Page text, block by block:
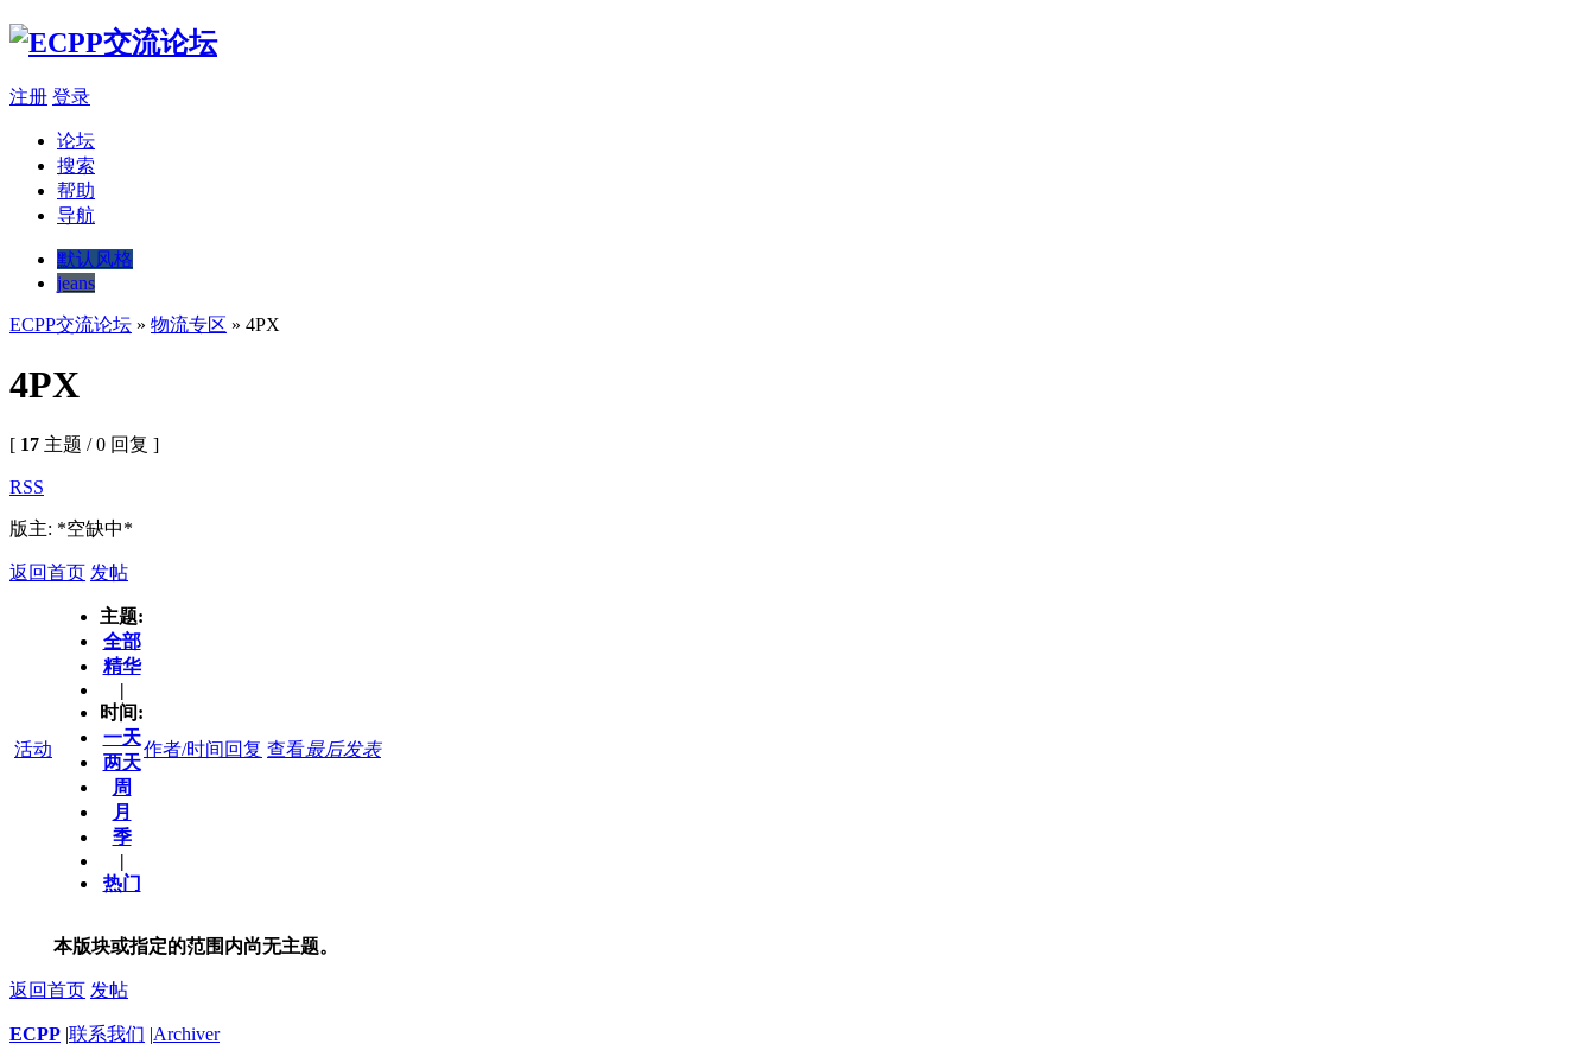
注册 登录
论坛
搜索
帮助
导航
默认风格
jeans
ECPP交流论坛 » 物流专区 » 4PX
4PX
[ 17 主题 / 0 回复 ]
RSS
版主: *空缺中*
返回首页 发帖
活动
主题:
全部
精华
|
时间:
一天
两天
周
月
季
|
热门
作者/时间 回复 查看最后发表
本版块或指定的范围内尚无主题。
返回首页 发帖
ECPP |联系我们 |Archiver